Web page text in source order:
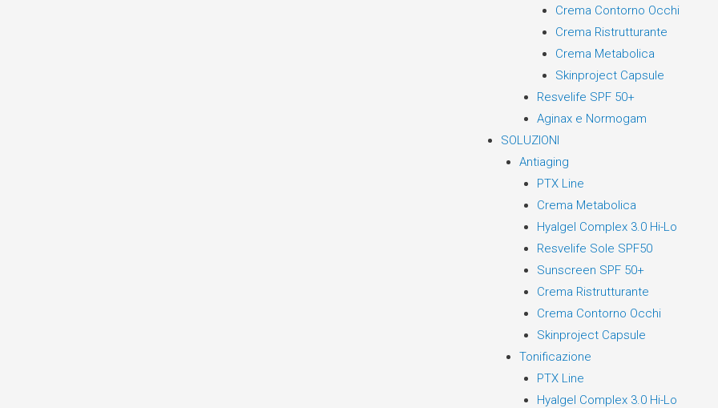
Crema Contorno Occhi
Crema Ristrutturante
Crema Metabolica
Skinproject Capsule
Resvelife SPF 50+
Aginax e Normogam
SOLUZIONI
Antiaging
PTX Line
Crema Metabolica
Hyalgel Complex 3.0 Hi-Lo
Resvelife Sole SPF50
Sunscreen SPF 50+
Crema Ristrutturante
Crema Contorno Occhi
Skinproject Capsule
Tonificazione
PTX Line
Hyalgel Complex 3.0 Hi-Lo